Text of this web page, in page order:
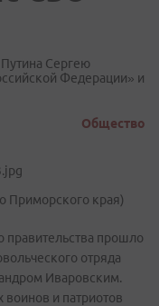
Сергею
Федерации» и
Общество
Приморского края)
правительства прошло
отряда
Иваровским.
воинов и патриотов